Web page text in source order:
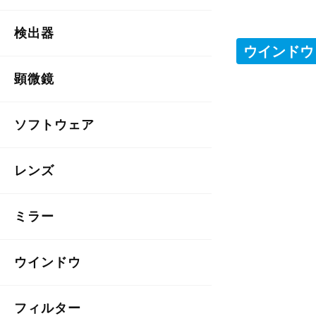
検出器
顕微鏡
ソフトウェア
レンズ
ミラー
ウインドウ
フィルター
ウインド